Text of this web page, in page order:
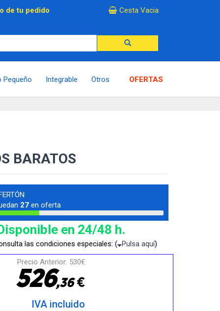
de tu pedido Cesta Vacia
Pequeño Integrable Otros OFERTAS
BARATOS
27en oferta
en 24/48 h.
las condiciones especiales: ( Pulsa aquí)
Precio Anterior: 530€
526,36€
IVA incluido